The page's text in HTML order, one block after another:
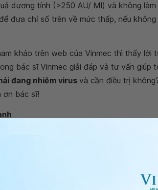
dương tính (>250 AU/ Ml) và không
đưa chỉ số trên về mức thấp, nếu
khảo trên web của Vinmec thì thấy lời
bác sĩ Vinmec giải đáp và tư vấn giúp
đang nhiễm virus và cần điều trị
ơn bác sĩ!
CMV IgG dương tính
mà không làm
virus
hay không. Vì vậy, muốn biết bạn
. Nếu trường hợp nhiễm virus thì khả